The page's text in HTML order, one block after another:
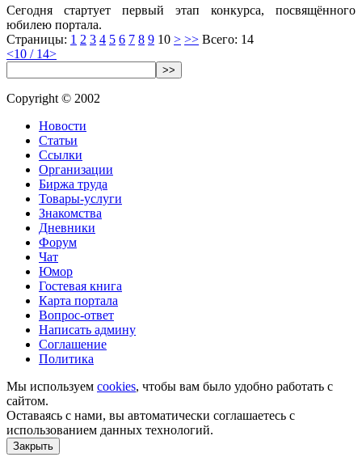
Сегодня стартует первый этап конкурса, посвящённого
юбилею портала.
Страницы: 1 2 3 4 5 6 7 8 9 10 > >> Всего: 14
<10 / 14>
>>
Copyright © 2002
Новости
Статьи
Ссылки
Организации
Биржа труда
Товары-услуги
Знакомства
Дневники
Форум
Чат
Юмор
Гостевая книга
Карта портала
Вопрос-ответ
Написать админу
Соглашение
Политика
Мы используем cookies, чтобы вам было удобно работать с
сайтом.
Оставаясь с нами, вы автоматически соглашаетесь с
использованием данных технологий.